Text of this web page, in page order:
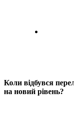
Коли відбувся
на новий рівень?